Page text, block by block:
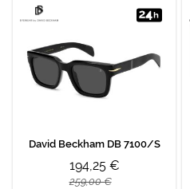
David Beckham DB 7100/S
194,25 €
259,00 €